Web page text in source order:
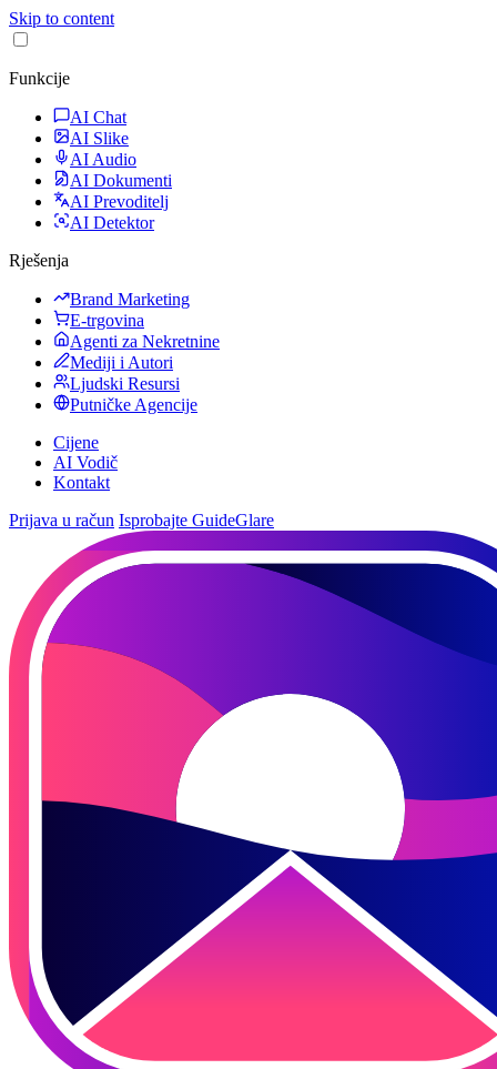
Skip to content
Funkcije
AI Chat
AI Slike
AI Audio
AI Dokumenti
AI Prevoditelj
AI Detektor
Rješenja
Brand Marketing
E-trgovina
Agenti za Nekretnine
Mediji i Autori
Ljudski Resursi
Putničke Agencije
Cijene
AI Vodič
Kontakt
Prijava u račun Isprobajte GuideGlare